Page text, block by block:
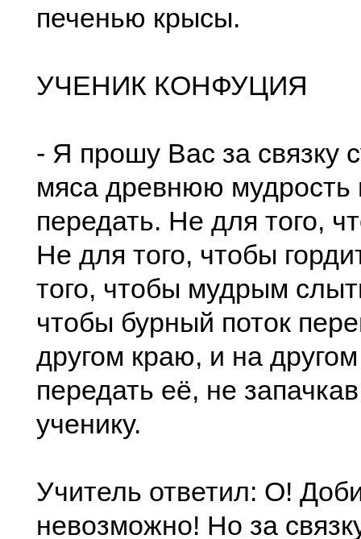
печенью крысы.
УЧЕНИК КОНФУЦИЯ
- Я прошу Вас за связку
мяса древнюю мудрость
передать. Не для того,
Не для того, чтобы
того, чтобы мудрым
чтобы бурный поток
другом краю, и на
передать её, не
ученику.
Учитель ответил: О!
невозможно! Но за